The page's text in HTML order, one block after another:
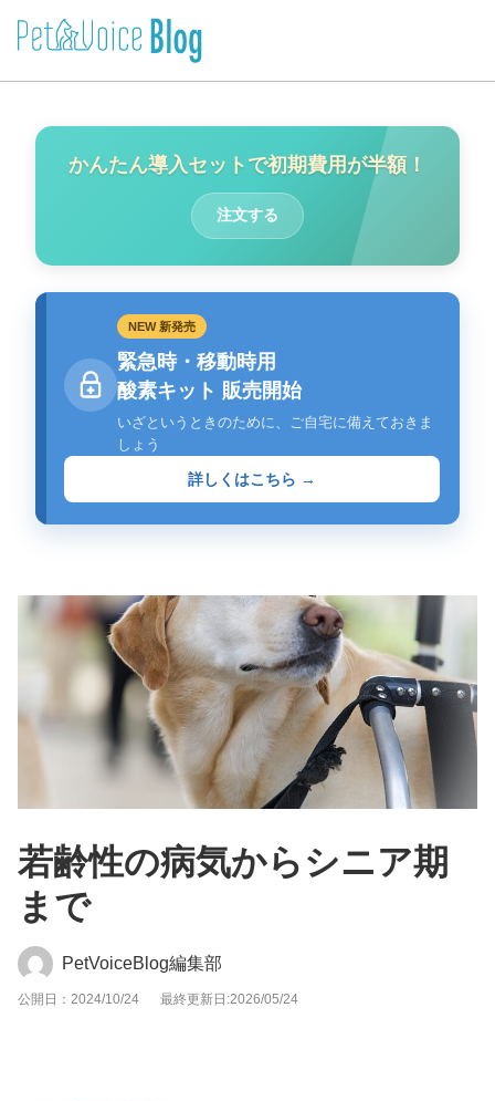
かんたん導入セットで初期費用が半額！
注文する
NEW 新発売
緊急時・移動時用
酸素キット 販売開始
いざというときのために、ご自宅に備えておきま
しょう
詳しくはこちら →
若齢性の病気からシニア期
まで
PetVoiceBlog編集部
公開日：2024/10/24 最終更新日:2026/05/24